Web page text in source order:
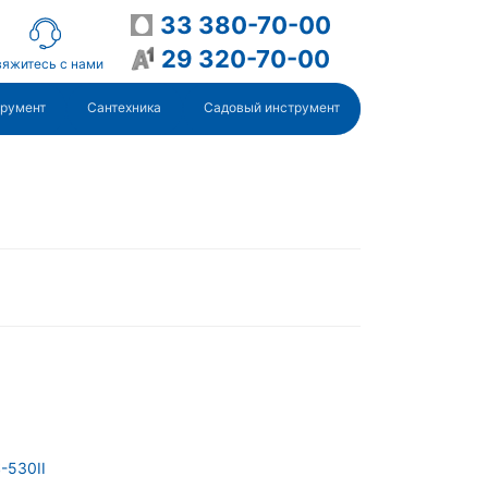
с нами
33 380-70-00
29 320-70-00
Сантехника Садовый инструмент